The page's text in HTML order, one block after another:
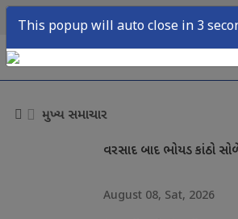
રવિવાર, ઑગસ્ટ,2026
This popup will auto close in 2
મુખ્ય સમાચાર
વરસાદ બાદ ભોયડ કાંઠો
August 08, Sat, 2026